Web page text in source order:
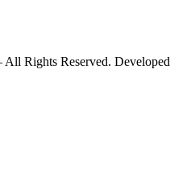
Rights Reserved. Developed